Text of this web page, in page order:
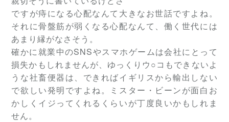
ですが痔になる心配なんて大きなお世話ですよね。
それに骨盤筋が弱くなる心配なんて、働く世代には
あまり縁がなさそう。
確かに就業中のSNSやスマホゲームは会社にとって
損失かもしれませんが、ゆっくりウ○コもできないよ
うな社畜便器は、できればイギリスから輸出しない
で欲しい発明ですよね。ミスター・ビーンが面白お
かしくイジってくれるくらいが丁度良いかもしれま
せん。